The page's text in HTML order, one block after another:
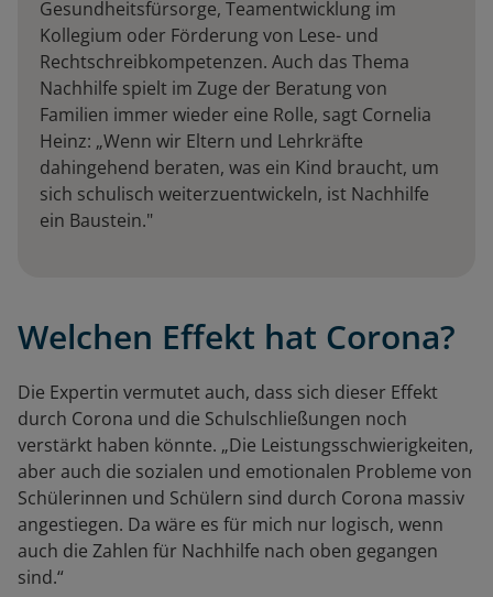
Gesundheitsfürsorge, Teamentwicklung im
Kollegium oder Förderung von Lese- und
Rechtschreibkompetenzen. Auch das Thema
Nachhilfe spielt im Zuge der Beratung von
Familien immer wieder eine Rolle, sagt Cornelia
Heinz: „Wenn wir Eltern und Lehrkräfte
dahingehend beraten, was ein Kind braucht, um
sich schulisch weiterzuentwickeln, ist Nachhilfe
ein Baustein."
Welchen Effekt hat Corona?
Die Expertin vermutet auch, dass sich dieser Effekt
durch Corona und die Schulschließungen noch
verstärkt haben könnte. „Die Leistungsschwierigkeiten,
aber auch die sozialen und emotionalen Probleme von
Schülerinnen und Schülern sind durch Corona massiv
angestiegen. Da wäre es für mich nur logisch, wenn
auch die Zahlen für Nachhilfe nach oben gegangen
sind.“